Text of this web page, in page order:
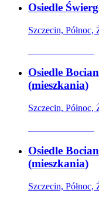
Osiedle
Szczecin,
Osiedle
(mieszkania)
Szczecin, Północ,
Osiedle
(mieszkania)
Szczecin, Północ,